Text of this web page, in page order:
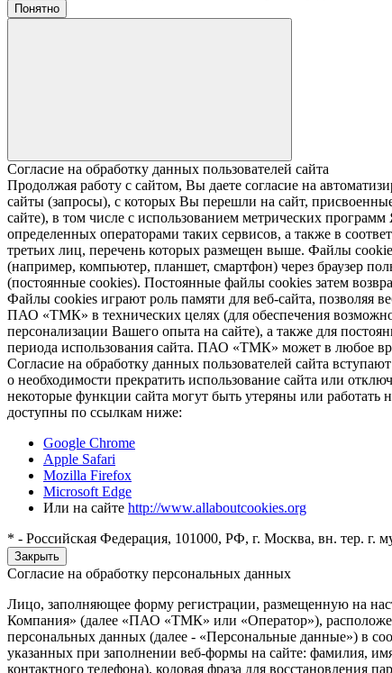
Понятно
Согласие на обработку данных пользователей сайта
Продолжая работу с сайтом, Вы даете согласие на
сайты (запросы), с которых Вы перешли на сайт,
сайте), в том числе с использованием метрических
определенных операторами таких сервисов, а также в
третьих лиц, перечень которых размещен выше. Файлы
(например, компьютер, планшет, смартфон) через браузер
(постоянные cookies). Постоянные файлы cookies затем
Файлы cookies играют роль памяти для веб-сайта, позволяя
ПАО «ТМК» в технических целях (для обеспечения
персонализации Вашего опыта на сайте), а также для
периода использования сайта. ПАО «ТМК» может в любое
Согласие на обработку данных пользователей сайта
о необходимости прекратить использование сайта или
некоторые функции сайта могут быть утеряны или работать
доступны по ссылкам ниже:
Google Chrome
Apple Safari
Mozilla Firefox
Microsoft Edge
Или на сайте http://www.allaboutcookies.org
* - Российская Федерация, 101000, РФ, г. Москва, вн. тер.
Закрыть
Согласие на обработку персональных данных
Лицо, заполняющее форму регистрации, размещенную на
Компания» (далее «ПАО «ТМК» или «Оператор»),
персональных данных (далее - «Персональные данные») в
указанных при заполнении веб-формы на сайте: фамилия,
контактного телефона), кодовая фраза для восстановления